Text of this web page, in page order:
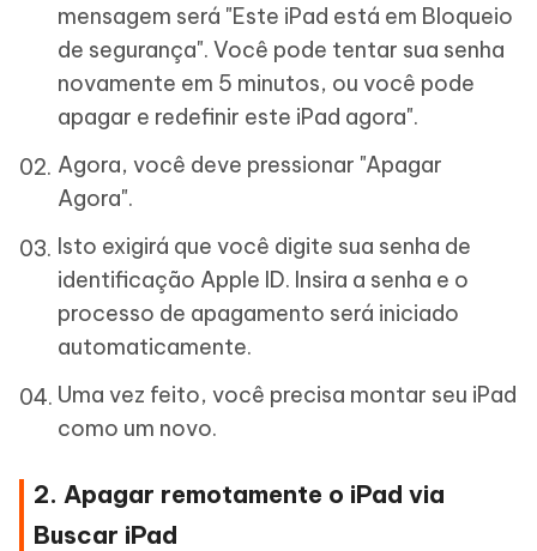
mensagem será "Este iPad está em Bloqueio
de segurança". Você pode tentar sua senha
novamente em 5 minutos, ou você pode
apagar e redefinir este iPad agora".
Agora, você deve pressionar "Apagar
Agora".
Isto exigirá que você digite sua senha de
identificação Apple ID. Insira a senha e o
processo de apagamento será iniciado
automaticamente.
Uma vez feito, você precisa montar seu iPad
como um novo.
2. Apagar remotamente o iPad via
Buscar iPad